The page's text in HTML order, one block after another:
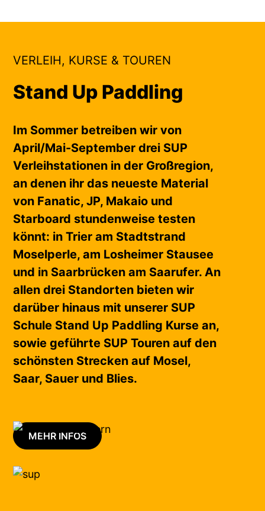
VERLEIH, KURSE & TOUREN
Stand Up Paddling
Im Sommer betreiben wir von
April/Mai-September drei SUP
Verleihstationen in der Großregion,
an denen ihr das neueste Material
von Fanatic, JP, Makaio und
Starboard stundenweise testen
könnt: in Trier am Stadtstrand
Moselperle, am Losheimer Stausee
und in Saarbrücken am Saarufer. An
allen drei Standorten bieten wir
darüber hinaus mit unserer SUP
Schule Stand Up Paddling Kurse an,
sowie geführte SUP Touren auf den
schönsten Strecken auf Mosel,
Saar, Sauer und Blies.
MEHR INFOS